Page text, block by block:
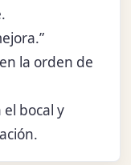
la orden de
bocal y